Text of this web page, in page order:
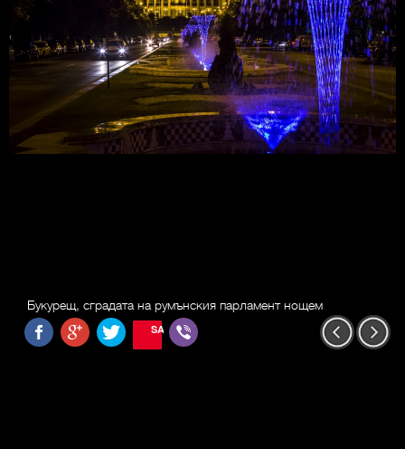
Букурещ, сградата на румънския парламент нощем
SAVE